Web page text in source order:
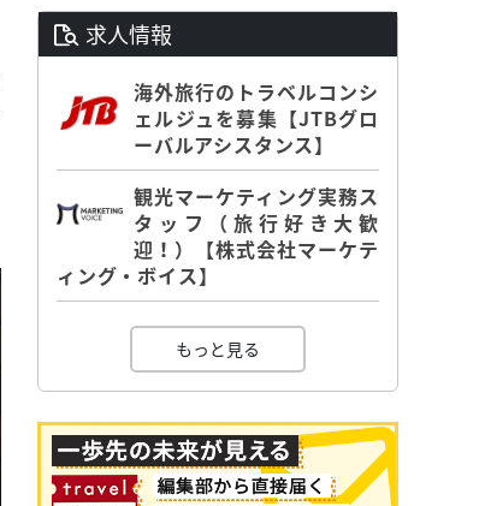
求人情報
海外旅行のトラベルコンシ
ェルジュを募集【JTBグロ
ーバルアシスタンス】
観光マーケティング実務ス
タッフ（旅行好き大歓
迎！）【株式会社マーケテ
ィング・ボイス】
もっと見る